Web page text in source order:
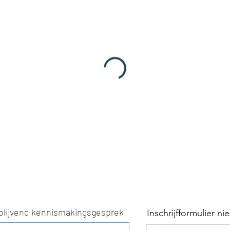
Inschrijfformulier
kennismakingsgesprek